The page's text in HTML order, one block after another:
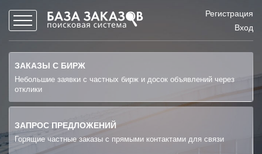
Регистрация
Вход
ЗАКАЗЫ С БИРЖ
Небольшие заявки с частных бирж и досок объявлений через
отклики
ЗАПРОС ПРЕДЛОЖЕНИЙ
Горящие частные заказы с прямыми контактами для связи